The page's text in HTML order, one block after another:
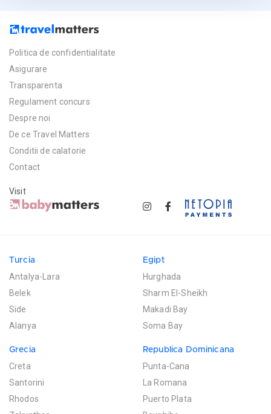
Politica de confidentialitate
Asigurare
Transparenta
Regulament concurs
Despre noi
De ce Travel Matters
Conditii de calatorie
Contact
Visit
Turcia
Antalya-Lara
Belek
Side
Alanya
Egipt
Hurghada
Sharm El-Sheikh
Makadi Bay
Soma Bay
Grecia
Creta
Santorini
Rhodos
Republica Dominicana
Punta-Cana
La Romana
Puerto Plata